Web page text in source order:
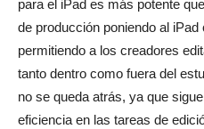
para el iPad es más potente
de producción poniendo al
permitiendo a los creadores
tanto dentro como fuera del
no se queda atrás, ya que
eficiencia en las tareas de